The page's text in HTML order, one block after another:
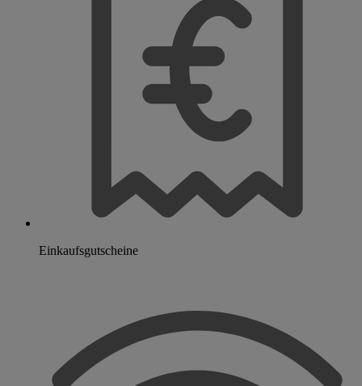
Einkaufsgutscheine